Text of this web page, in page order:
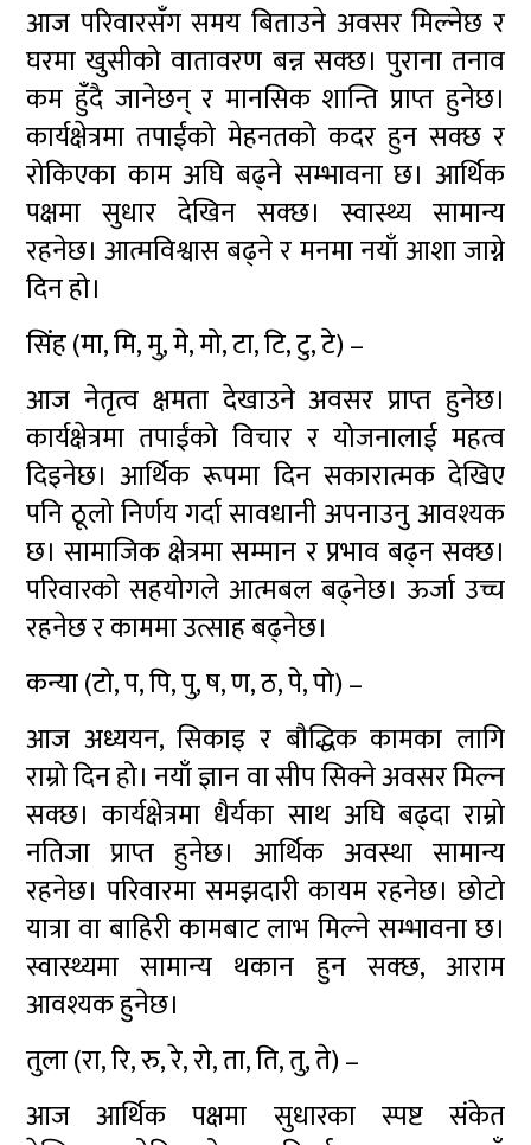
आज परिवारसँग समय बिताउने अवसर मिल्नेछ र
घरमा खुसीको वातावरण बन्न सक्छ। पुराना तनाव
कम हुँदै जानेछन् र मानसिक शान्ति प्राप्त हुनेछ।
कार्यक्षेत्रमा तपाईंको मेहनतको कदर हुन सक्छ र
रोकिएका काम अघि बढ्ने सम्भावना छ। आर्थिक
पक्षमा सुधार देखिन सक्छ। स्वास्थ्य सामान्य
रहनेछ। आत्मविश्वास बढ्ने र मनमा नयाँ आशा जाग्ने
दिन हो।
सिंह (मा, मि, मु, मे, मो, टा, टि, टु, टे) –
आज नेतृत्व क्षमता देखाउने अवसर प्राप्त हुनेछ।
कार्यक्षेत्रमा तपाईंको विचार र योजनालाई महत्व
दिइनेछ। आर्थिक रूपमा दिन सकारात्मक देखिए
पनि ठूलो निर्णय गर्दा सावधानी अपनाउनु आवश्यक
छ। सामाजिक क्षेत्रमा सम्मान र प्रभाव बढ्न सक्छ।
परिवारको सहयोगले आत्मबल बढ्नेछ। ऊर्जा उच्च
रहनेछ र काममा उत्साह बढ्नेछ।
कन्या (टो, प, पि, पु, ष, ण, ठ, पे, पो) –
आज अध्ययन, सिकाइ र बौद्धिक कामका लागि
राम्रो दिन हो। नयाँ ज्ञान वा सीप सिक्ने अवसर मिल्न
सक्छ। कार्यक्षेत्रमा धैर्यका साथ अघि बढ्दा राम्रो
नतिजा प्राप्त हुनेछ। आर्थिक अवस्था सामान्य
रहनेछ। परिवारमा समझदारी कायम रहनेछ। छोटो
यात्रा वा बाहिरी कामबाट लाभ मिल्ने सम्भावना छ।
स्वास्थ्यमा सामान्य थकान हुन सक्छ, आराम
आवश्यक हुनेछ।
तुला (रा, रि, रु, रे, रो, ता, ति, तु, ते) –
आज आर्थिक पक्षमा सुधारका स्पष्ट संकेत